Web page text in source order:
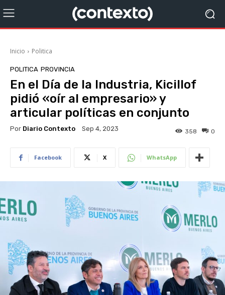
Inicio Politica
POLITICA PROVINCIA
En el Día de la Industria, Kicillof
pidió «oír al empresario» y
articular políticas en conjunto
Por Diario Contexto Sep 4, 2023 0
358
Facebook X WhatsApp